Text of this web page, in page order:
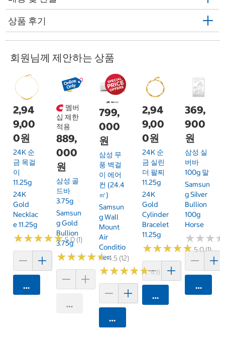
상품 후기
회원님께 제안하는 상품
2,94
9,00
0원
24K 순
금 목걸
이
11.25g
24K
Gold
Necklac
E 11.25g
★★★★★
★★★★★5.0 (1)
카트에 담기
멤버
십 제한
적용
889,
000
원
삼성 골
드바
3.75g
Samsun
G Gold
Bullion
3.75g
★★★★★
★★★★★4.5 (12)
카트에 담기
799,
000
원
삼성 무
풍 벽걸
이 에어
컨 (24.4
㎡)
Samsun
G Wall
Mount
Air
Conditio
Ner
★★★★★
★★★★★4.8 (5)
카트에 담기
2,94
9,00
0원
24K 순
금 실린
더 팔찌
11.25g
24K
Gold
Cylinder
Bracelet
11.25g
★★★★★
★★★★★5.0 (1)
카트에 담기
369,
900
원
삼성 실
버바
100g 말
Samsun
G Silver
Bullion
100g
Horse
★★★
★★★
카트에